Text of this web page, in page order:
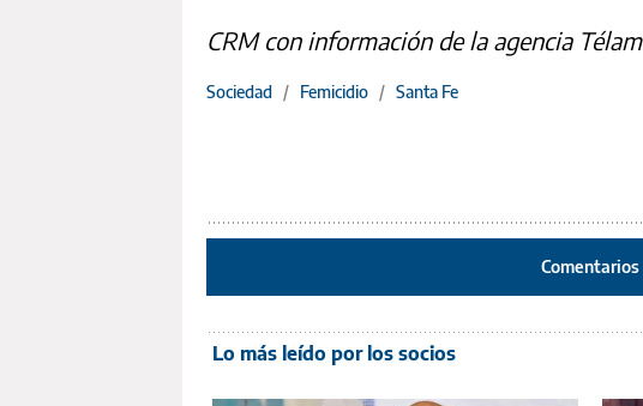
CRM con información de la agencia Télam
Sociedad / Femicidio / Santa Fe
Comentarios
Lo más leído por los socios